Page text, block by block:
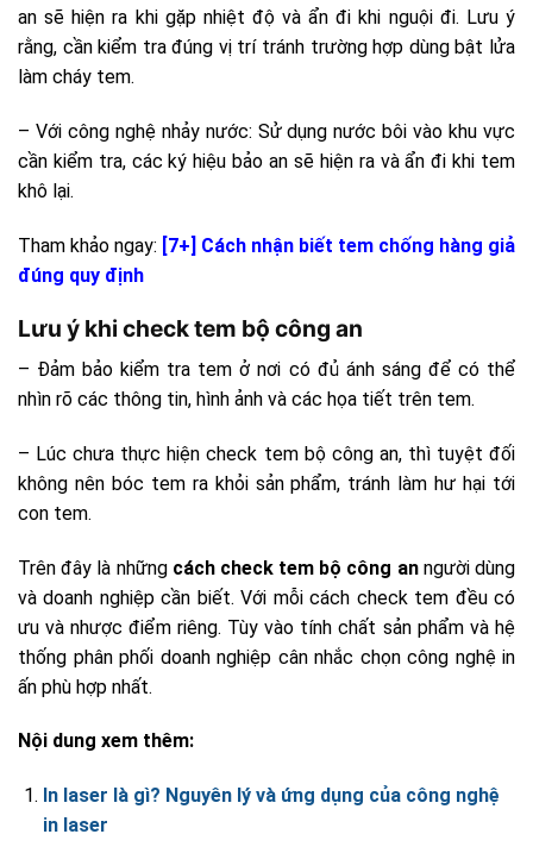
an sẽ hiện ra khi gặp nhiệt độ và ẩn đi khi nguội đi. Lưu ý
rằng, cần kiểm tra đúng vị trí tránh trường hợp dùng bật lửa
làm cháy tem.
– Với công nghệ nhảy nước: Sử dụng nước bôi vào khu vực
cần kiểm tra, các ký hiệu bảo an sẽ hiện ra và ẩn đi khi tem
khô lại.
Tham khảo ngay: [7+] Cách nhận biết tem chống hàng giả
đúng quy định
Lưu ý khi check tem bộ công an
– Đảm bảo kiểm tra tem ở nơi có đủ ánh sáng để có thể
nhìn rõ các thông tin, hình ảnh và các họa tiết trên tem.
– Lúc chưa thực hiện check tem bộ công an, thì tuyệt đối
không nên bóc tem ra khỏi sản phẩm, tránh làm hư hại tới
con tem.
Trên đây là những cách check tem bộ công anngười dùng
và doanh nghiệp cần biết. Với mỗi cách check tem đều có
ưu và nhược điểm riêng. Tùy vào tính chất sản phẩm và hệ
thống phân phối doanh nghiệp cân nhắc chọn công nghệ in
ấn phù hợp nhất.
Nội dung xem thêm:
In laser là gì? Nguyên lý và ứng dụng của công nghệ
in laser